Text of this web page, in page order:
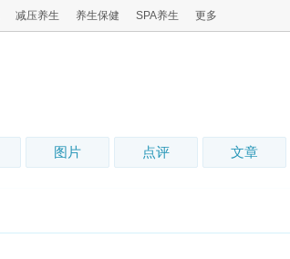
减压养生 养生保健 SPA养生 更多
图片 点评 文章